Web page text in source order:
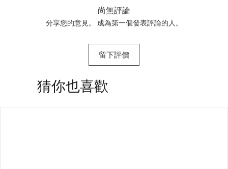
​猜你也喜歡
態。請注意：由於運送限制原因，香水、指甲油、蠟燭、噴霧
產品一旦售出將不予退換。
尚無評論
分享您的意見。 成為第一個發表評論的人。
留下評價